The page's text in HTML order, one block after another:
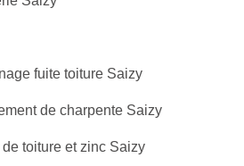
fuite toiture Saizy
de charpente Saizy
toiture et zinc Saizy